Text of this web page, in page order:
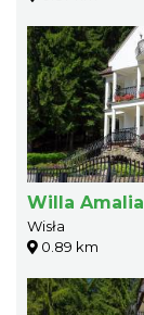
Willa Amalia
Wisła
0.89 km